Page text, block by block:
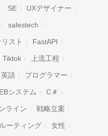
SE UXデザイナー
salestech
スト FastAPI
Tiktok 上流工程
英語 プログラマー
システム C＃
ライン 戦略立案
ーティング 女性